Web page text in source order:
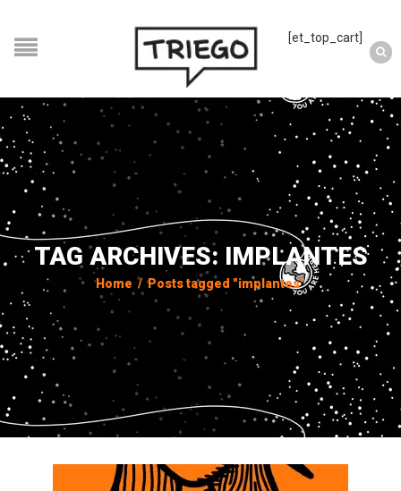
[et_top_cart]
TAG ARCHIVES: IMPLANTES
Home / Posts tagged "implantes"